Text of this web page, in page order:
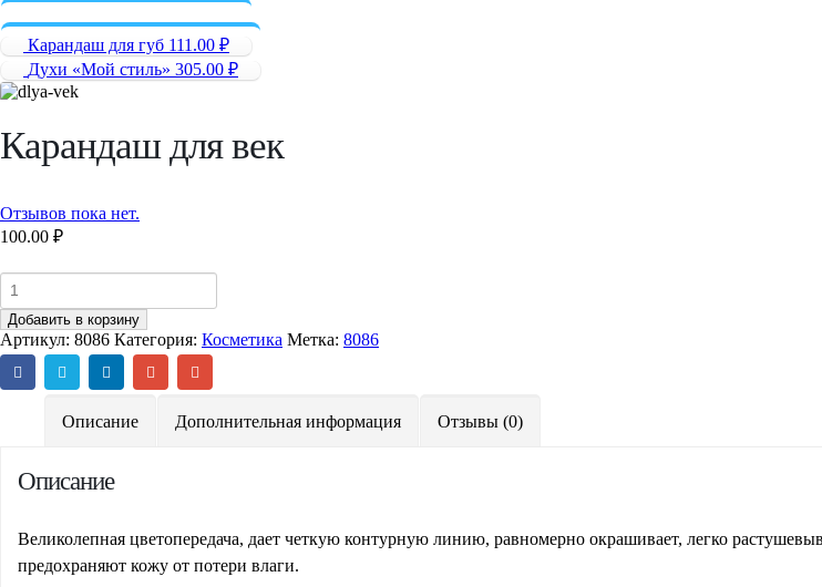
Карандаш для губ 111.00 ₽
Духи «Мой стиль» 305.00 ₽
Карандаш для век
Отзывов пока нет.
100.00 ₽
Добавить в корзину
Артикул: 8086 Категория: Косметика Метка: 8086
Описание Дополнительная информация Отзывы (0)
Описание
Великолепная цветопередача, дает четкую контурную линию, равномерно окрашивает, легко
предохраняют кожу от потери влаги.